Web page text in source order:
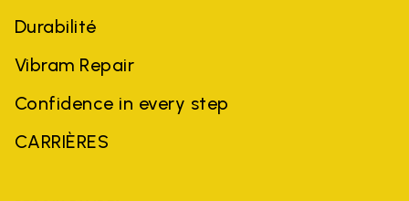
Durabilité
Vibram Repair
Confidence in every step
CARRIÈRES